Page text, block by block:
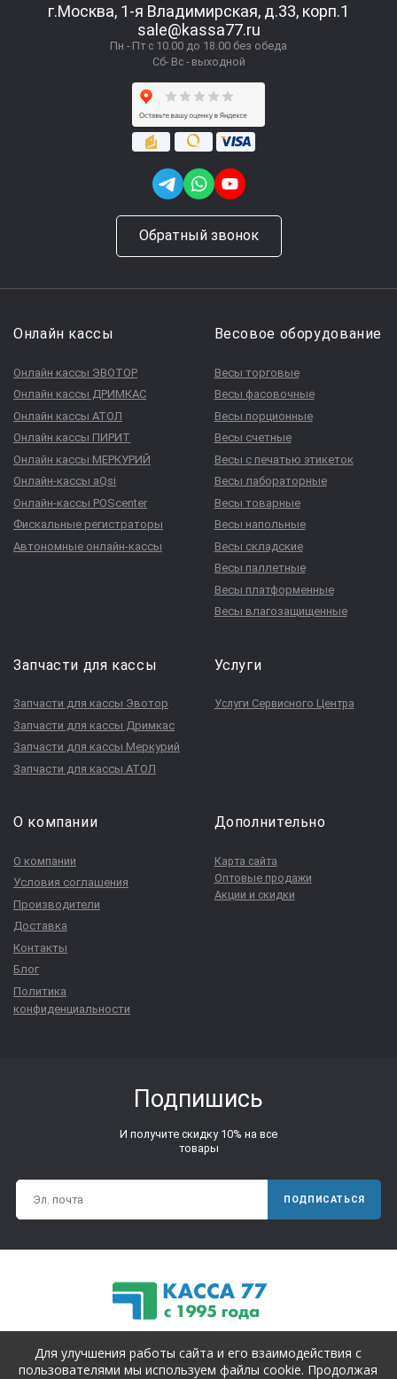
г.Москва, 1-я Владимирская, д.33, корп.1
sale@kassa77.ru
Пн - Пт с 10.00 до 18.00 без обеда
Сб- Вс - выходной
Обратный звонок
Онлайн кассы
Онлайн кассы ЭВОТОР
Онлайн кассы ДРИМКАС
Онлайн кассы АТОЛ
Онлайн кассы ПИРИТ
Онлайн кассы МЕРКУРИЙ
Онлайн-кассы aQsi
Онлайн-кассы POScenter
Фискальные регистраторы
Автономные онлайн-кассы
Весовое оборудование
Весы торговые
Весы фасовочные
Весы порционные
Весы счетные
Весы с печатью этикеток
Весы лабораторные
Весы товарные
Весы напольные
Весы складские
Весы паллетные
Весы платформенные
Весы влагозащищенные
Запчасти для кассы
Запчасти для кассы Эвотор
Запчасти для кассы Дримкас
Запчасти для кассы Меркурий
Запчасти для кассы АТОЛ
Услуги
Услуги Сервисного Центра
О компании
О компании
Условия соглашения
Производители
Доставка
Контакты
Блог
Политика
конфиденциальности
Дополнительно
Карта сайта
Оптовые продажи
Акции и скидки
Подпишись
И получите скидку 10% на все
товары
ПОДПИСАТЬСЯ
© Copyright 1995-2025. Все права защищены.
Для улучшения работы сайта и его взаимодействия с
пользователями мы используем файлы cookie. Продолжая